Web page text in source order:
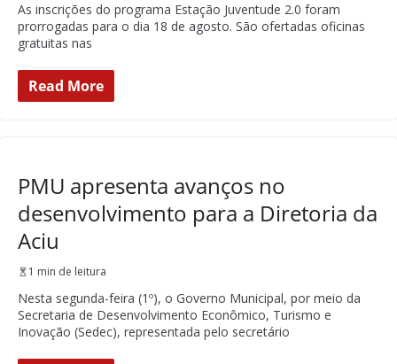
As inscrições do programa Estação Juventude 2.0 foram
prorrogadas para o dia 18 de agosto. São ofertadas oficinas
gratuitas nas
Read More
PMU apresenta avanços no
desenvolvimento para a Diretoria da
Aciu
1 min de leitura
Nesta segunda-feira (1º), o Governo Municipal, por meio da
Secretaria de Desenvolvimento Econômico, Turismo e
Inovação (Sedec), representada pelo secretário